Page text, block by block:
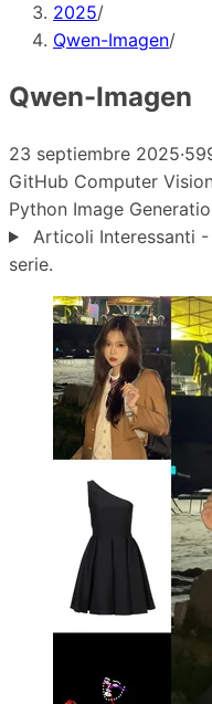
2025/
Qwen-Imagen/
Qwen-Imagen
23 septiembre 2025·
GitHub Computer Vision
Python Image
Articoli Interessanti
serie.